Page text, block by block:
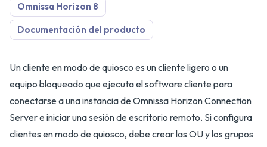
Omnissa Horizon 8
Documentación del producto
Un cliente en modo de quiosco es un cliente ligero o un
equipo bloqueado que ejecuta el software cliente para
conectarse a una instancia de Omnissa Horizon Connection
Server e iniciar una sesión de escritorio remoto. Si configura
clientes en modo de quiosco, debe crear las OU y los grupos